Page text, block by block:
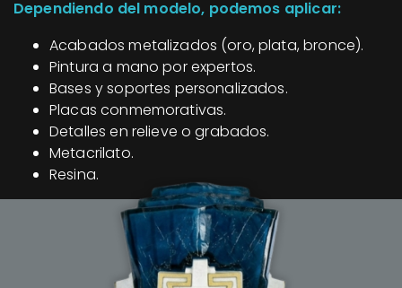
Dependiendo del modelo, podemos aplicar:
Acabados metalizados (oro, plata, bronce).
Pintura a mano por expertos.
Bases y soportes personalizados.
Placas conmemorativas.
Detalles en relieve o grabados.
Metacrilato.
Resina.